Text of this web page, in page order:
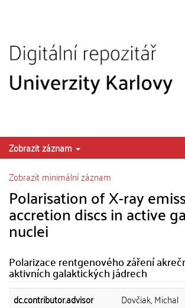
Zobrazit záznam
Zobrazit minimální záznam
Polarisation of X-ray
accretion discs in active
nuclei
Polarizace rentgenového záření
aktivních galaktických jádrech
dc.contributor.advisor
Dovčiak, Michal